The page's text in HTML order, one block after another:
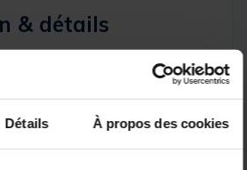
Détails À propos des cookies
& détails
sûre, pratique et fiable !